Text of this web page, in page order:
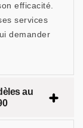
efficacité.
services
demander
au